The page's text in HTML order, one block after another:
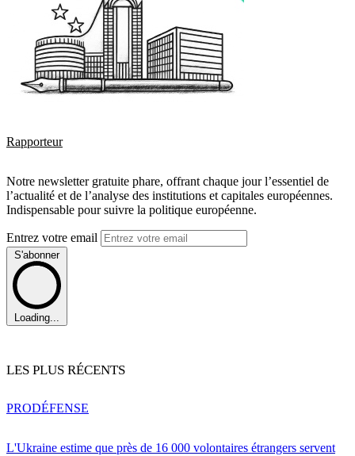
Rapporteur
Notre newsletter gratuite phare, offrant chaque jour l’essentiel de
l’actualité et de l’analyse des institutions et capitales européennes.
Indispensable pour suivre la politique européenne.
Entrez votre email
S'abonner
Loading...
LES PLUS RÉCENTS
L'Ukraine estime que près de 16 000 volontaires étrangers servent
PRODÉFENSE